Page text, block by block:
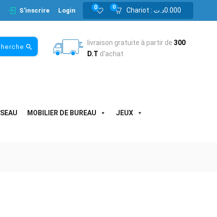
Chariot : 0.000د.ت 0
0
S'inscrire Login
livraison gratuite à partir de 300
D.T d'achat
MOBILIER DE BUREAU JEUX